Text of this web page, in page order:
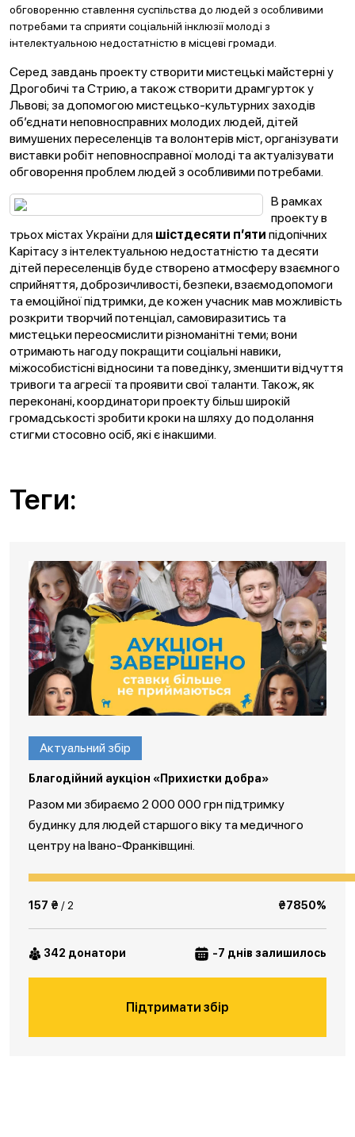
обговоренню ставлення суспільства до людей з особливими
потребами та сприяти соціальній інклюзії молоді з
інтелектуальною недостатністю в місцеві громади.
Серед завдань проекту створити мистецькі майстерні у
Дрогобичі та Стрию, а також створити драмгурток у
Львові; за допомогою мистецько-культурних заходів
об’єднати неповносправних молодих людей, дітей
вимушених переселенців та волонтерів міст, організувати
виставки робіт неповносправної молоді та актуалізувати
обговорення проблем людей з особливими потребами.
В рамках
проекту в
трьох містах України для шістдесяти п’яти підопічних
Карітасу з інтелектуальною недостатністю та десяти
дітей переселенців буде створено атмосферу взаємного
сприйняття, доброзичливості, безпеки, взаємодопомоги
та емоційної підтримки, де кожен учасник мав можливість
розкрити творчий потенціал, самовиразитись та
мистецьки переосмислити різноманітні теми; вони
отримають нагоду покращити соціальні навики,
міжособистісні відносини та поведінку, зменшити відчуття
тривоги та агресії та проявити свої таланти. Також, як
переконані, координатори проекту більш широкій
громадськості зробити кроки на шляху до подолання
стигми стосовно осіб, які є інакшими.
Теги:
Актуальний збір
Благодійний аукціон «Прихистки добра»
Разом ми збираємо 2 000 000 грн підтримку
будинку для людей старшого віку та медичного
центру на Івано-Франківщині.
157 ₴ / 2 ₴7850%
342 донатори -7 днів залишилось
Підтримати збір